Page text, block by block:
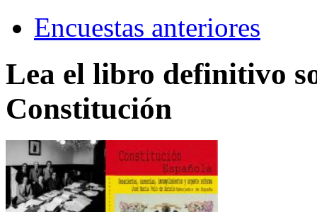
Encuestas anteriores
Lea el libro definitivo
Constitución